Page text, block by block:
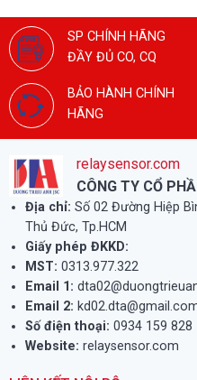
SP CHÍNH HÃNG
ĐẦY ĐỦ CO, CQ
BẢO HÀNH CHÍNH
HÃNG
relaysensor.com
CÔNG TY CỔ
Địa chỉ: Số 02 Đường Hiệp
Thủ Đức, Tp.HCM
Giấy phép ĐKKD:
MST: 0313.977.322
Email 1:
Email 2:
Số điện thoại: 0934 159 828
Website: relaysensor.com